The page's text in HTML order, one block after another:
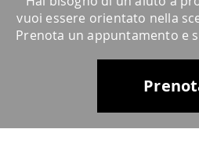
vuoi essere orientato nella
Prenota un appuntamento e